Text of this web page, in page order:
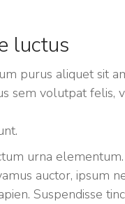
luctus
purus aliquet sit
sem volutpat felis,
urna
auctor, ipsum
Suspendisse